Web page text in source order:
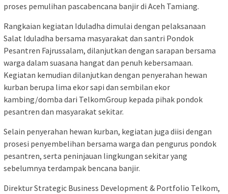
proses pemulihan pascabencana banjir di Aceh Tamiang.
Rangkaian kegiatan Iduladha dimulai dengan pelaksanaan
Salat Iduladha bersama masyarakat dan santri Pondok
Pesantren Fajrussalam, dilanjutkan dengan sarapan bersama
warga dalam suasana hangat dan penuh kebersamaan.
Kegiatan kemudian dilanjutkan dengan penyerahan hewan
kurban berupa lima ekor sapi dan sembilan ekor
kambing/domba dari TelkomGroup kepada pihak pondok
pesantren dan masyarakat sekitar.
Selain penyerahan hewan kurban, kegiatan juga diisi dengan
prosesi penyembelihan bersama warga dan pengurus pondok
pesantren, serta peninjauan lingkungan sekitar yang
sebelumnya terdampak bencana banjir.
Direktur Strategic Business Development & Portfolio Telkom,